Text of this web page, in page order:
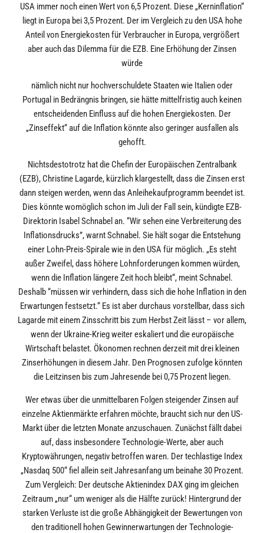
USA immer noch einen Wert von 6,5 Prozent. Diese „Kerninflation“
liegt in Europa bei 3,5 Prozent. Der im Vergleich zu den USA hohe
Anteil von Energiekosten für Verbraucher in Europa, vergrößert
aber auch das Dilemma für die EZB. Eine Erhöhung der Zinsen
würde
nämlich nicht nur hochverschuldete Staaten wie Italien oder
Portugal in Bedrängnis bringen, sie hätte mittelfristig auch keinen
entscheidenden Einfluss auf die hohen Energiekosten. Der
„Zinseffekt“ auf die Inflation könnte also geringer ausfallen als
gehofft.
Nichtsdestotrotz hat die Chefin der Europäischen Zentralbank
(EZB), Christine Lagarde, kürzlich klargestellt, dass die Zinsen erst
dann steigen werden, wenn das Anleihekaufprogramm beendet ist.
Dies könnte womöglich schon im Juli der Fall sein, kündigte EZB-
Direktorin Isabel Schnabel an. “Wir sehen eine Verbreiterung des
Inflationsdrucks”, warnt Schnabel. Sie hält sogar die Entstehung
einer Lohn-Preis-Spirale wie in den USA für möglich. „Es steht
außer Zweifel, dass höhere Lohnforderungen kommen würden,
wenn die Inflation längere Zeit hoch bleibt“, meint Schnabel.
Deshalb “müssen wir verhindern, dass sich die hohe Inflation in den
Erwartungen festsetzt.“ Es ist aber durchaus vorstellbar, dass sich
Lagarde mit einem Zinsschritt bis zum Herbst Zeit lässt – vor allem,
wenn der Ukraine-Krieg weiter eskaliert und die europäische
Wirtschaft belastet. Ökonomen rechnen derzeit mit drei kleinen
Zinserhöhungen in diesem Jahr. Den Prognosen zufolge könnten
die Leitzinsen bis zum Jahresende bei 0,75 Prozent liegen.
Wer etwas über die unmittelbaren Folgen steigender Zinsen auf
einzelne Aktienmärkte erfahren möchte, braucht sich nur den US-
Markt über die letzten Monate anzuschauen. Zunächst fällt dabei
auf, dass insbesondere Technologie-Werte, aber auch
Kryptowährungen, negativ betroffen waren. Der techlastige Index
„Nasdaq 500“ fiel allein seit Jahresanfang um beinahe 30 Prozent.
Zum Vergleich: Der deutsche Aktienindex DAX ging im gleichen
Zeitraum „nur“ um weniger als die Hälfte zurück! Hintergrund der
starken Verluste ist die große Abhängigkeit der Bewertungen von
den traditionell hohen Gewinnerwartungen der Technologie-